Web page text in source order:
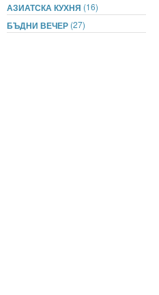
АЗИАТСКА КУХНЯ (16)
БЪДНИ ВЕЧЕР (27)